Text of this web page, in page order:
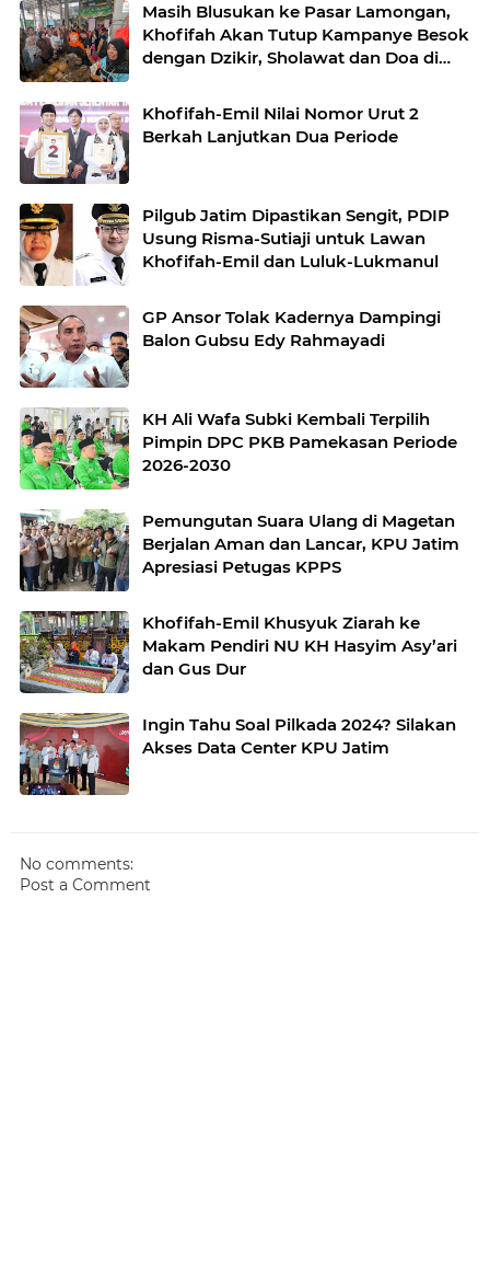
Masih Blusukan ke Pasar Lamongan,
Khofifah Akan Tutup Kampanye Besok
dengan Dzikir, Sholawat dan Doa di
Khofifah-Emil Nilai Nomor Urut 2
Berkah Lanjutkan Dua Periode
Pilgub Jatim Dipastikan Sengit, PDIP
Usung Risma-Sutiaji untuk Lawan
Khofifah-Emil dan Luluk-Lukmanul
GP Ansor Tolak Kadernya Dampingi
Balon Gubsu Edy Rahmayadi
KH Ali Wafa Subki Kembali Terpilih
Pimpin DPC PKB Pamekasan Periode
2026-2030
Pemungutan Suara Ulang di Magetan
Berjalan Aman dan Lancar, KPU Jatim
Apresiasi Petugas KPPS
Khofifah-Emil Khusyuk Ziarah ke
Makam Pendiri NU KH Hasyim Asy’ari
dan Gus Dur
Ingin Tahu Soal Pilkada 2024? Silakan
Akses Data Center KPU Jatim
No comments:
Post a Comment